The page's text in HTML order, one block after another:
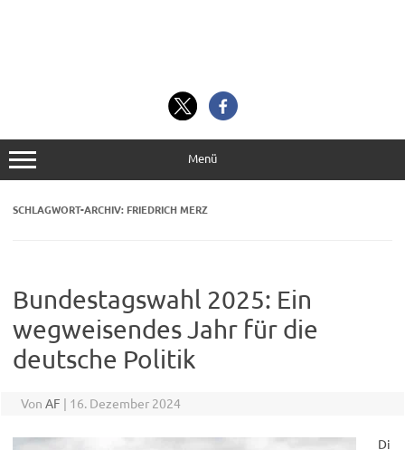
Menü
SCHLAGWORT-ARCHIV: FRIEDRICH MERZ
Bundestagswahl 2025: Ein
wegweisendes Jahr für die
deutsche Politik
Von AF | 16. Dezember 2024
Di